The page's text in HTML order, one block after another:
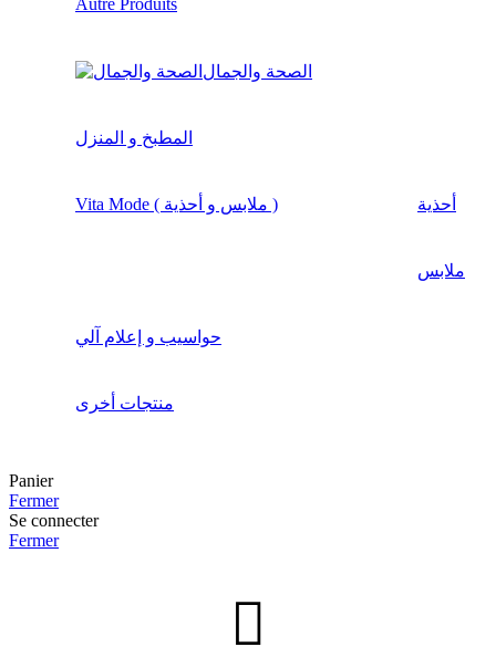
Autre Produits
الصحة والجمال
المطبخ و المنزل
Vita Mode ( ملابس و أحذية ) أحذية
ملابس
حواسيب و إعلام آلي
منتجات أخرى
Panier
Fermer
Se connecter
Fermer